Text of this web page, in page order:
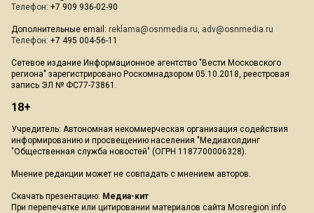
Телефон: +7 909 936-02-90
Дополнительные email: reklama@osnmedia.ru, adv@osnmedia.ru
Телефон: +7 495 004-56-11
Сетевое издание Информационное агентство "Вести Московского
региона" зарегистрировано Роскомнадзором 05.10.2018, реестровая
запись ЭЛ № ФС77-73861.
18+
Учредитель: Автономная некоммерческая организация содействия
информированию и просвещению населения "Медиахолдинг
"Общественная служба новостей" (ОГРН 1187700006328).
Мнение редакции может не совпадать с мнением авторов.
Скачать презентацию: Медиа-кит
При перепечатке или цитировании материалов сайта Mosregion.info